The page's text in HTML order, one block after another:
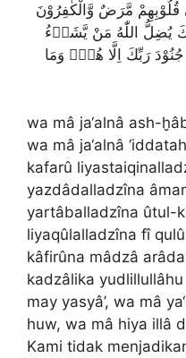
مَّرَضٌ وَّالْكٰفِرُوْنَ
يُضِلُّ اللّٰهُ مَنْ يَّشَاۤءُ
رَبِّكَ اِلَّا هُوَۗ وَمَا
wa mâ ja‘alnâ ash-
wa mâ ja‘alnâ
kafarû
yazdâdalladzîna
yartâballadzîna ûtul-
liyaqûlalladzîna fî
kâfirûna mâdzâ
kadzâlika
may yasyâ’, wa mâ
huw, wa mâ hiya illâ
Kami tidak